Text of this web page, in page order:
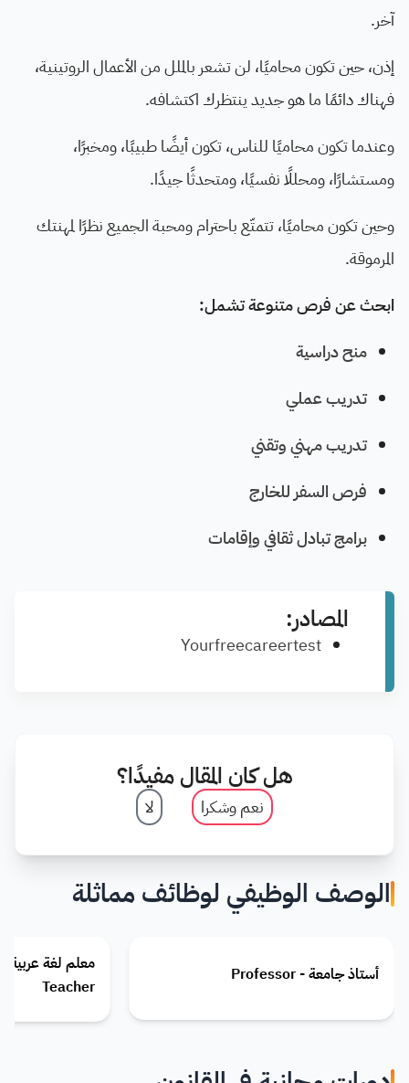
آخر.
إذن، حين تكون محاميًا، لن تشعر بالملل من الأعمال الروتينية،
فهناك دائمًا ما هو جديد ينتظرك اكتشافه.
وعندما تكون محاميًا للناس، تكون أيضًا طبيبًا، ومخبرًا،
ومستشارًا، ومحللًا نفسيًا، ومتحدثًا جيدًا.
وحين تكون محاميًا، تتمتّع باحترام ومحبة الجميع نظرًا لمهنتك
المرموقة.
ابحث عن فرص متنوعة تشمل:
منح دراسية
تدريب عملي
تدريب مهني وتقني
فرص السفر للخارج
برامج تبادل ثقافي وإقامات
المصادر:
Yourfreecareertest
هل كان المقال مفيدًا؟
نعم وشكرا لا
الوصف الوظيفي لوظائف مماثلة
أستاذ جامعة - Professor
Teacher